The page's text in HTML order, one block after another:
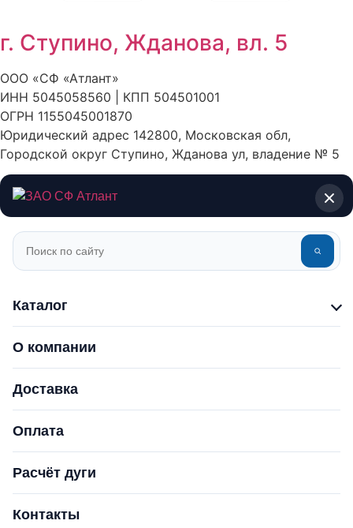
г. Ступино, Жданова, вл. 5
ООО «СФ «Атлант»
ИНН 5045058560 | КПП 504501001
ОГРН 1155045001870
Юридический адрес 142800, Московская обл,
Городской округ Ступино, Жданова ул, владение № 5
Каталог
О компании
Доставка
Оплата
Расчёт дуги
Контакты